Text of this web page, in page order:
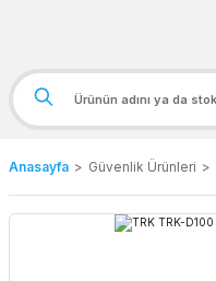
Anasayfa Güvenlik Ürünleri